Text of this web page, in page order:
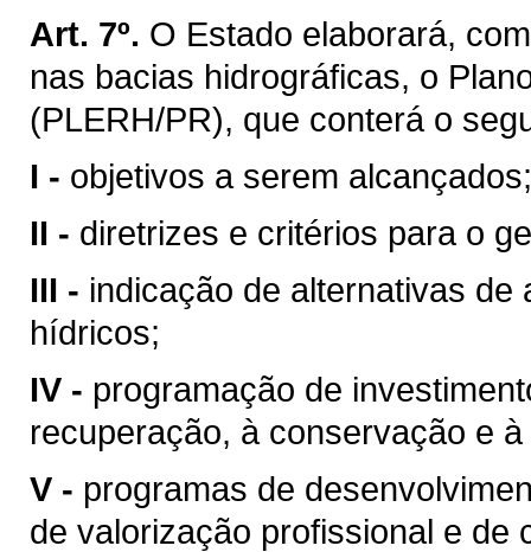
Art. 7º. O Estado elaborará,
nas bacias hidrográficas, o
(PLERH/PR), que conterá o
I - objetivos a serem alcançados;
II - diretrizes e critérios para o
III - indicação de alternativas
hídricos;
IV - programação de
recuperação, à conservação e
V - programas de
de valorização profissional e de